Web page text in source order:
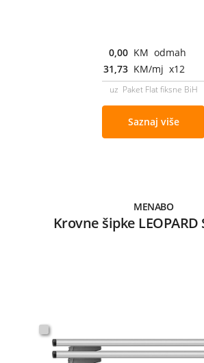
0,00 KM odmah
31,73 KM/mj x12
uz Paket Flat fiksne BiH
Saznaj više
MENABO
Krovne šipke LEOPARD